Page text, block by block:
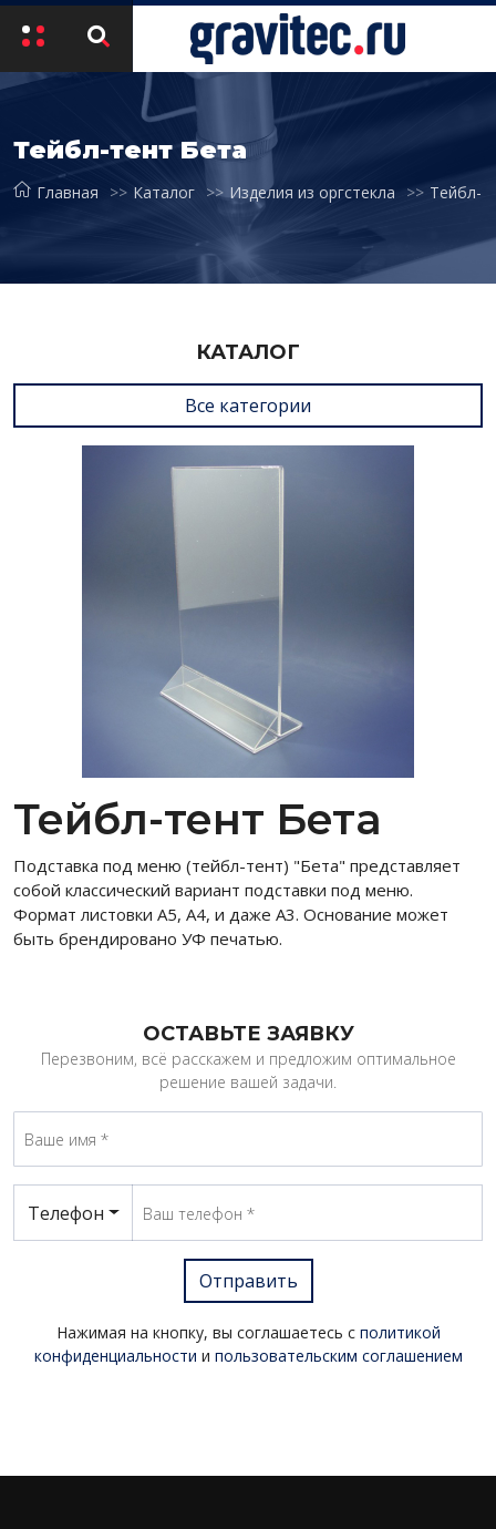
Тейбл-тент Бета
Главная Каталог Изделия из оргстекла Тейбл-
КАТАЛОГ
Все категории
Тейбл-тент Бета
Подставка под меню (тейбл-тент) "Бета" представляет
собой классический вариант подставки под меню.
Формат листовки А5, А4, и даже А3. Основание может
быть брендировано УФ печатью.
ОСТАВЬТЕ ЗАЯВКУ
Перезвоним, всё расскажем и предложим оптимальное
решение вашей задачи.
Телефон
Отправить
Нажимая на кнопку, вы соглашаетесь с политикой
конфиденциальности и пользовательским соглашением